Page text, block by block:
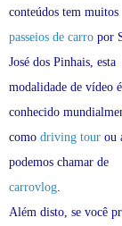
conteúdos tem muitos
passeios de carro por
José dos Pinhais, esta
modalidade de vídeo é
conhecido
como driving tour ou
podemos chamar de
carrovlog
Além disto, se você